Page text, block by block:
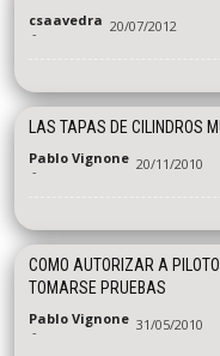
csaavedra
- 20/07/2012
LAS TAPAS DE CILINDROS
Pablo Vignone
- 20/11/2010
COMO AUTORIZAR A
TOMARSE PRUEBAS
Pablo Vignone
- 31/05/2010